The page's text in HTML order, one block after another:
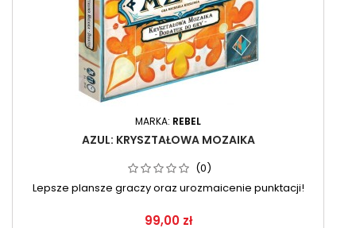
MARKA: REBEL
AZUL: KRYSZTAŁOWA MOZAIKA
(0)
Lepsze plansze graczy oraz urozmaicenie punktacji!
99,00 zł